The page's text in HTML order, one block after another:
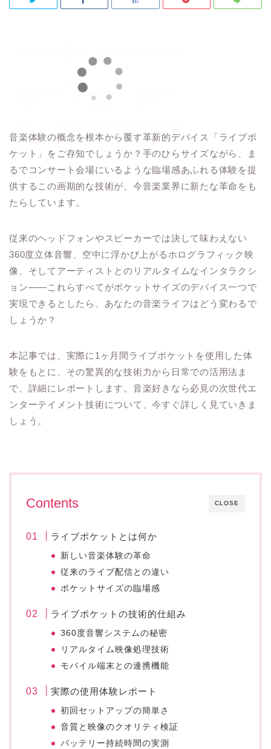
音楽体験の概念を根本から覆す革新的デバイス「ライブポ
ケット」をご存知でしょうか？手のひらサイズながら、ま
るでコンサート会場にいるような臨場感あふれる体験を提
供するこの画期的な技術が、今音楽業界に新たな革命をも
たらしています。
従来のヘッドフォンやスピーカーでは決して味わえない
360度立体音響、空中に浮かび上がるホログラフィック映
像、そしてアーティストとのリアルタイムなインタラクシ
ョン——これらすべてがポケットサイズのデバイス一つで
実現できるとしたら、あなたの音楽ライフはどう変わるで
しょうか？
本記事では、実際に1ヶ月間ライブポケットを使用した体
験をもとに、その驚異的な技術力から日常での活用法ま
で、詳細にレポートします。音楽好きなら必見の次世代エ
ンターテイメント技術について、今すぐ詳しく見ていきま
しょう。
CLOSE
Contents
ライブポケットとは何か
新しい音楽体験の革命
従来のライブ配信との違い
ポケットサイズの臨場感
ライブポケットの技術的仕組み
360度音響システムの秘密
リアルタイム映像処理技術
モバイル端末との連携機能
実際の使用体験レポート
初回セットアップの簡単さ
音質と映像のクオリティ検証
バッテリー持続時間の実測